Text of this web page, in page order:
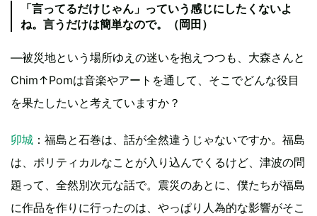
「言ってるだけじゃん」っていう感じにしたくないよ
ね。言うだけは簡単なので。（岡田）
―被災地という場所ゆえの迷いを抱えつつも、大森さんと
Chim↑Pomは音楽やアートを通して、そこでどんな役目
を果たしたいと考えていますか？
卯城 ：福島と石巻は、話が全然違うじゃないですか。福島
は、ポリティカルなことが入り込んでくるけど、津波の問
題って、全然別次元な話で。震災のあとに、僕たちが福島
に作品を作りに行ったのは、やっぱり人為的な影響がそこ